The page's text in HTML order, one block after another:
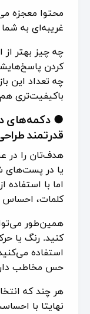
محتوا معجزه
غریبه‌ای به
چه چیز بهتر از
کردن
چه تعداد این
باکیفیت‌تری
●
قدرتمند
هدف‌تان را در
یا در پست‌های
اما با
کلمات، احساس
همین‌طور
کنید. رنگ یا
استفاده
حس مخاطب
هر چند که
نهایتا با